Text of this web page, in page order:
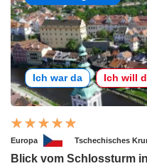
Ich war da Ich will
Europa Tschechisches
Blick vom Schlossturm